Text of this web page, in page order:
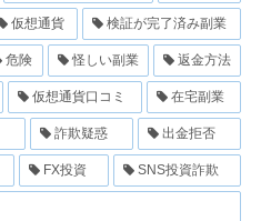
仮想通貨 検証が完了済み副業
危険 怪しい副業 返金方法
仮想通貨口コミ 在宅副業
詐欺疑惑 出金拒否
FX投資 SNS投資詐欺